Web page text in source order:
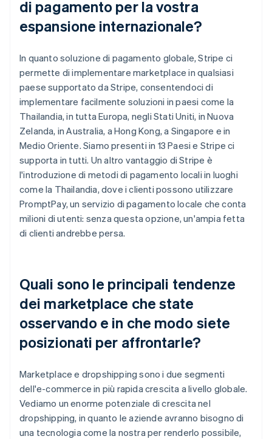
di pagamento per la vostra
espansione internazionale?
In quanto soluzione di pagamento globale, Stripe ci
permette di implementare marketplace in qualsiasi
paese supportato da Stripe, consentendoci di
implementare facilmente soluzioni in paesi come la
Thailandia, in tutta Europa, negli Stati Uniti, in Nuova
Zelanda, in Australia, a Hong Kong, a Singapore e in
Medio Oriente. Siamo presenti in 13 Paesi e Stripe ci
supporta in tutti. Un altro vantaggio di Stripe è
l'introduzione di metodi di pagamento locali in luoghi
come la Thailandia, dove i clienti possono utilizzare
PromptPay, un servizio di pagamento locale che conta
milioni di utenti: senza questa opzione, un'ampia fetta
di clienti andrebbe persa.
Quali sono le principali tendenze
dei marketplace che state
osservando e in che modo siete
posizionati per affrontarle?
Marketplace e dropshipping sono i due segmenti
dell'e-commerce in più rapida crescita a livello globale.
Vediamo un enorme potenziale di crescita nel
dropshipping, in quanto le aziende avranno bisogno di
una tecnologia come la nostra per renderlo possibile,